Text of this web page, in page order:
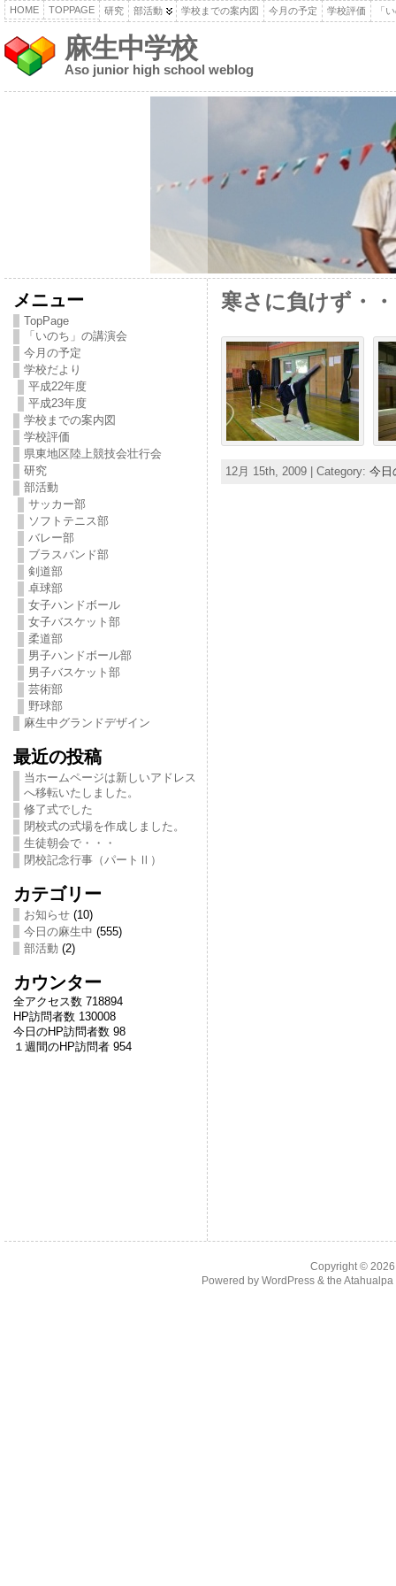
HOME TOPPAGE 研究 部活動 学校までの案内図 今月の予定 学校評価 「
麻生中学校
Aso junior high school weblog
メニュー
TopPage
「いのち」の講演会
今月の予定
学校だより
平成22年度
平成23年度
学校までの案内図
学校評価
県東地区陸上競技会壮行会
研究
部活動
サッカー部
ソフトテニス部
バレー部
ブラスバンド部
剣道部
卓球部
女子ハンドボール
女子バスケット部
柔道部
男子ハンドボール部
男子バスケット部
芸術部
野球部
麻生中グランドデザイン
最近の投稿
当ホームページは新しいアドレス
へ移転いたしました。
修了式でした
閉校式の式場を作成しました。
生徒朝会で・・・
閉校記念行事（パートⅡ）
カテゴリー
お知らせ(10)
今日の麻生中 (555)
部活動 (2)
カウンター
全アクセス数 718894
HP訪問者数 130008
今日のHP訪問者数 98
１週間のHP訪問者 954
寒さに負けず・
12月 15th, 2009 | Category: 今日
Copyright ©
Powered by WordPress& the Atahualpa